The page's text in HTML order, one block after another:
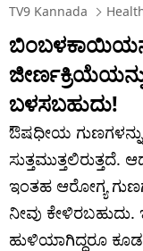
TV9 Kannada
ಬಳಸಬಹುದು!
ಔಷಧೀಯ
ಸುತ್ತಮುತ್ತಲಿರುತ್ತದೆ.
ಇಂತಹ ಆರೋಗ್ಯ
ನೀವು
ಹುಳಿಯಾಗಿದ್ದರೂ